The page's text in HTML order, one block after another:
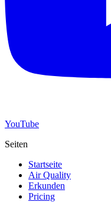
YouTube
Seiten
Startseite
Air Quality
Erkunden
Pricing